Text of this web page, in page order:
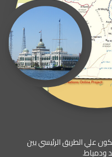
علي الطريق الرئيسي بين
ودمياط.